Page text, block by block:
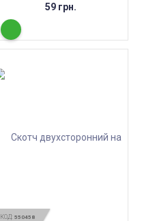
59 грн.
КОД: 550458